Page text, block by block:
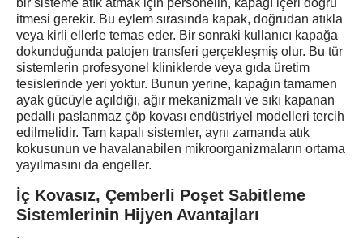
bir sisteme atık atmak için personelin, kapağı içeri doğru
itmesi gerekir. Bu eylem sırasında kapak, doğrudan atıkla
veya kirli ellerle temas eder. Bir sonraki kullanıcı kapağa
dokunduğunda patojen transferi gerçekleşmiş olur. Bu tür
sistemlerin profesyonel kliniklerde veya gıda üretim
tesislerinde yeri yoktur. Bunun yerine, kapağın tamamen
ayak gücüyle açıldığı, ağır mekanizmalı ve sıkı kapanan
pedallı paslanmaz çöp kovası endüstriyel modelleri tercih
edilmelidir. Tam kapalı sistemler, aynı zamanda atık
kokusunun ve havalanabilen mikroorganizmaların ortama
yayılmasını da engeller.
İç Kovasız, Çemberli Poşet Sabitleme
Sistemlerinin Hijyen Avantajları